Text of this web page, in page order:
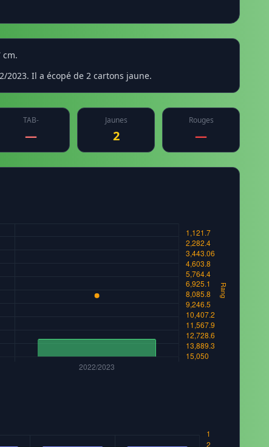
cm.
2023. Il a écopé de 2 cartons jaune.
TAB-
—
Jaunes
2
Rouges
—